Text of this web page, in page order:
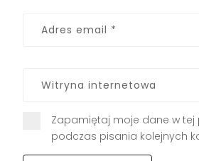
Zapamiętaj moje dane w tej
podczas pisania kolejnych